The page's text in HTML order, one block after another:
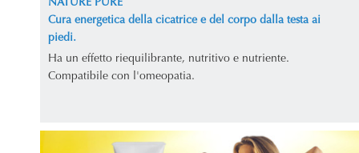
NATURE PURE
Cura energetica della cicatrice e del corpo dalla testa ai
piedi.
Ha un effetto riequilibrante, nutritivo e nutriente.
Compatibile con l'omeopatia.